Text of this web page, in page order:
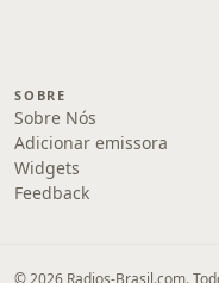
SOBRE
Sobre Nós
Adicionar emissora
Widgets
Feedback
© 2026 Radios-Brasil.com.